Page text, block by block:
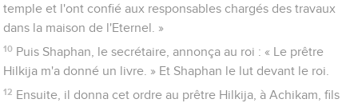
temple et l'ont confié aux responsables chargés des travaux
dans la maison de l'Eternel. »
10 Puis Shaphan, le secrétaire, annonça au roi : « Le prêtre
Hilkija m'a donné un livre. » Et Shaphan le lut devant le roi.
12 Ensuite, il donna cet ordre au prêtre Hilkija, à Achikam, fils